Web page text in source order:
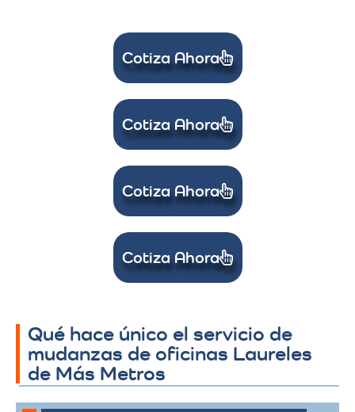
Cotiza Ahora
Cotiza Ahora
Cotiza Ahora
Cotiza Ahora
Qué hace único el servicio de
mudanzas de oficinas Laureles
de Más Metros